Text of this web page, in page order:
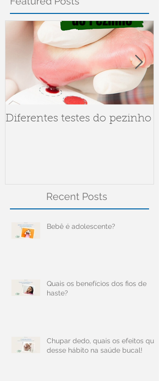
Diferentes testes do pezinho
Recent Posts
Bebê é adolescente?
Quais os benefícios dos fios de
haste?
Chupar dedo, quais os efeitos que
desse hábito na saúde bucal!